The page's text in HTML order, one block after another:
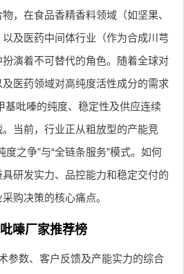
，在食品香精香料领域（如坚果、
及医药中间体行业（作为合成川芎
演着不可替代的角色。随着全球对
医药领域对高纯度活性成分的需求
基吡嗪的纯度、稳定性及供应连续
当前，行业正从粗放型的产能竞
度之争”与“全链条服务”模式。如何
研发实力、品控能力和稳定交付的
购决策的核心痛点。
嗪厂家推荐榜
参数、客户反馈及产能实力的综合